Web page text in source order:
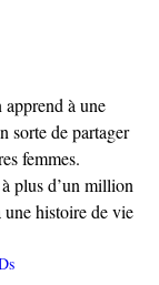
à une
sorte de partager
femmes.
plus d’un million
une histoire de vie